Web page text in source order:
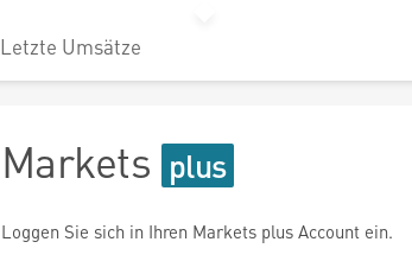
Letzte Umsätze
Markets
Loggen Sie sich in Ihren Markets plus Account ein.